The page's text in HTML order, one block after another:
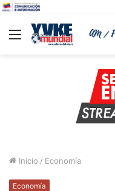
Menu
Inicio / Economía
Economía